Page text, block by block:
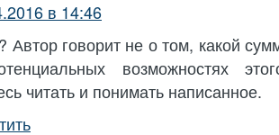
в 14:46
Автор говорит не о том, какой
возможностях
читать и понимать написанное.